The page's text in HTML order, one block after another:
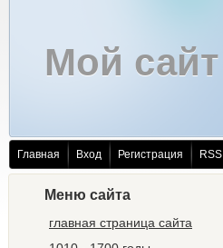
Мой сайт
Главная Вход Регистрация RSS
Меню сайта
главная страница сайта